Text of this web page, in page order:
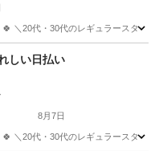
＼20代・30代のレギュラースタ
スタッフ
しい日払い
8月7日
＼20代・30代のレギュラースタ